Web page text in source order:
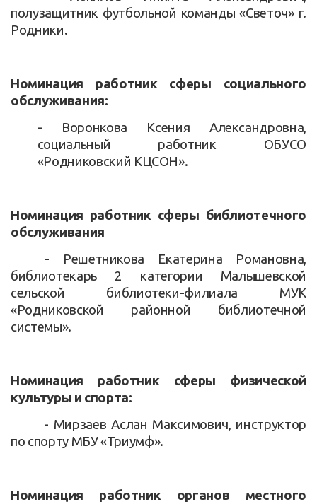
полузащитник футбольной команды «Светоч» г.
Родники.
Номинация работник сферы социального
обслуживания:
- Воронкова Ксения Александровна,
социальный работник ОБУСО
«Родниковский КЦСОН».
Номинация работник сферы библиотечного
обслуживания
- Решетникова Екатерина Романовна,
библиотекарь 2 категории Малышевской
сельской библиотеки-филиала МУК
«Родниковской районной библиотечной
системы».
Номинация работник сферы физической
культуры и спорта:
- Мирзаев Аслан Максимович, инструктор
по спорту МБУ «Триумф».
Номинация работник органов местного